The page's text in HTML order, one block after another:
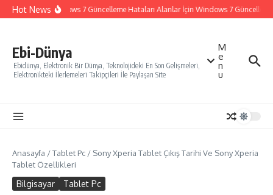
İçeriğe atla
Hot NewsWindows 7 Güncelleme Hataları Alanlar İçin Windows 7
Ebi-Dünya
Ebidünya, Elektronik Bir Dünya, Teknolojideki En Son Gelişmeleri,
Elektronikteki İlerlemeleri Takipçileri İle Paylaşan Site
M
e
n
u
Anasayfa /Tablet Pc / Sony Xperia Tablet Çıkış Tarihi Ve Sony Xperia
Tablet Özellikleri
Bilgisayar Tablet Pc